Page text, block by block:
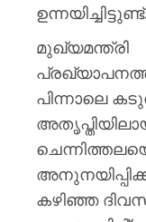
മുഖ്യമന്ത്രി
പിന്നാലെ
കഴിഞ്ഞ